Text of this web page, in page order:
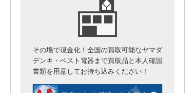
その場で現金化！全国の買取可能なヤマダ
デンキ・ベスト電器まで買取品と本人確認
書類を用意してお持ち込みください！